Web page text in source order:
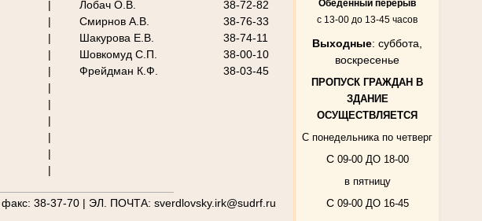
Обеденный перерыв
с 13-00 до 13-45 часов
Выходные: суббота,
воскресенье
ПРОПУСК ГРАЖДАН В
ЗДАНИЕ
ОСУЩЕСТВЛЯЕТСЯ
С понедельника по четверг
С09-00 ДО 18-00
в пятницу
С09-00 ДО 16-45
| Лобач О.В.
38-72-82
| Смирнов А.В.
38-76-33
| Шакурова Е.В.
38-74-11
| Шовкомуд С.П.
38-00-10
| Фрейдман К.Ф.
38-03-45
|
|
|
|
|
|
факс: 38-37-70 | ЭЛ. ПОЧТА: sverdlovsky.irk@sudrf.ru